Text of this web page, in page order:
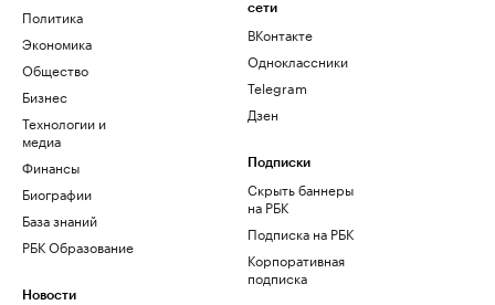
Политика
Экономика
Общество
Бизнес
Технологии и
медиа
Финансы
Биографии
База знаний
РБК Образование
Новости
сети
ВКонтакте
Одноклассники
Telegram
Дзен
Подписки
Скрыть баннеры
на РБК
Подписка на РБК
Корпоративная
подписка